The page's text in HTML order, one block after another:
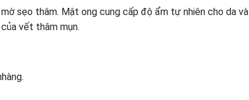
sẹo thâm. Mật ong cung cấp độ ẩm tự nhiên cho da
vết thâm mụn.